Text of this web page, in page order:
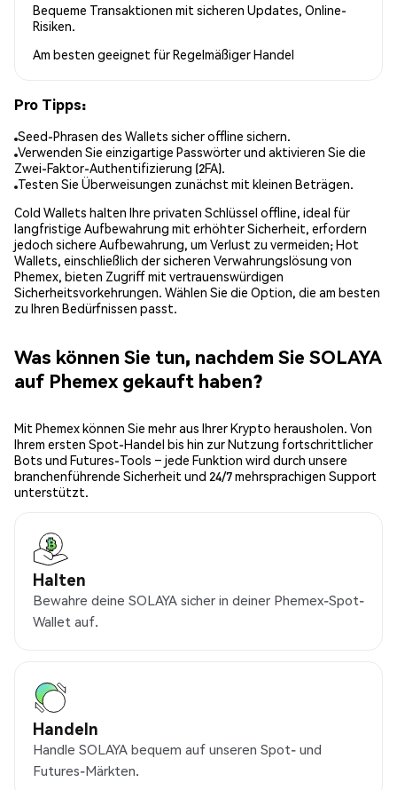
Bequeme Transaktionen mit sicheren Updates, Online-
Risiken.
Am besten geeignet fürRegelmäßiger Handel
Pro Tipps:
Seed-Phrasen des Wallets sicher offline sichern.
Verwenden Sie einzigartige Passwörter und aktivieren Sie die
Zwei-Faktor-Authentifizierung (2FA).
Testen Sie Überweisungen zunächst mit kleinen Beträgen.
Cold Wallets halten Ihre privaten Schlüssel offline, ideal für
langfristige Aufbewahrung mit erhöhter Sicherheit, erfordern
jedoch sichere Aufbewahrung, um Verlust zu vermeiden; Hot
Wallets, einschließlich der sicheren Verwahrungslösung von
Phemex, bieten Zugriff mit vertrauenswürdigen
Sicherheitsvorkehrungen. Wählen Sie die Option, die am besten
zu Ihren Bedürfnissen passt.
Was können Sie tun, nachdem Sie SOLAYA
auf Phemex gekauft haben?
Mit Phemex können Sie mehr aus Ihrer Krypto herausholen. Von
Ihrem ersten Spot-Handel bis hin zur Nutzung fortschrittlicher
Bots und Futures-Tools – jede Funktion wird durch unsere
branchenführende Sicherheit und 24/7 mehrsprachigen Support
unterstützt.
Halten
Bewahre deine SOLAYA sicher in deiner Phemex-Spot-
Wallet auf.
Handeln
Handle SOLAYA bequem auf unseren Spot- und
Futures-Märkten.